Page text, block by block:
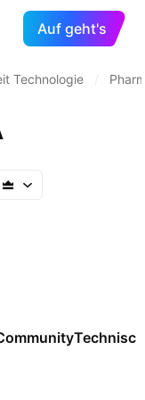
Auf geht's
Technologie